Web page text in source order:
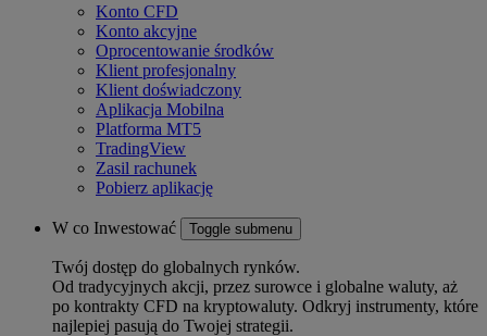
Konto CFD
Konto akcyjne
Oprocentowanie środków
Klient profesjonalny
Klient doświadczony
Aplikacja Mobilna
Platforma MT5
TradingView
Zasil rachunek
Pobierz aplikację
W co Inwestować Toggle submenu
Twój dostęp do globalnych rynków.
Od tradycyjnych akcji, przez surowce i globalne waluty, aż
po kontrakty CFD na kryptowaluty. Odkryj instrumenty, które
najlepiej pasują do Twojej strategii.